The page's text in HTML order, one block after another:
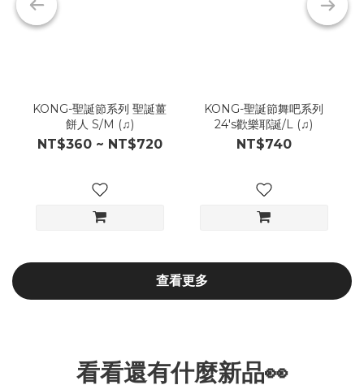
KONG-聖誕節系列 聖誕薑
餅人 S/M (♫)
NT$360 ~ NT$720
KONG-聖誕節舞吧系列
24's歡樂耶誕/L (♫)
NT$740
查看更多
看看還有什麼新品👀